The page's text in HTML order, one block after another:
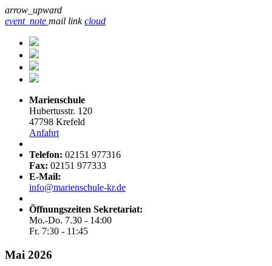
arrow_upward
event_note mail link cloud
Marienschule
Hubertusstr. 120
47798 Krefeld
Anfahrt
Telefon: 02151 977316
Fax: 02151 977333
E-Mail:
info@marienschule-kr.de
Öffnungszeiten Sekretariat:
Mo.-Do. 7.30 - 14:00
Fr. 7:30 - 11:45
Mai 2026